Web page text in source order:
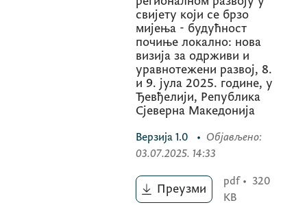
свијету који се брзо
мијења - будућност
почиње локално: нова
визија за одрживи и
уравнотежени развој, 8.
и 9. јула 2025. године, у
Ђевђелији, Република
Сјеверна Македонија
Верзија 1.0 • Објављено:
03.07.2025. 14:33
Преузми
pdf • 320
KB